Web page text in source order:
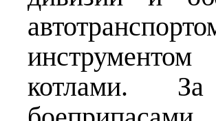
котлами.